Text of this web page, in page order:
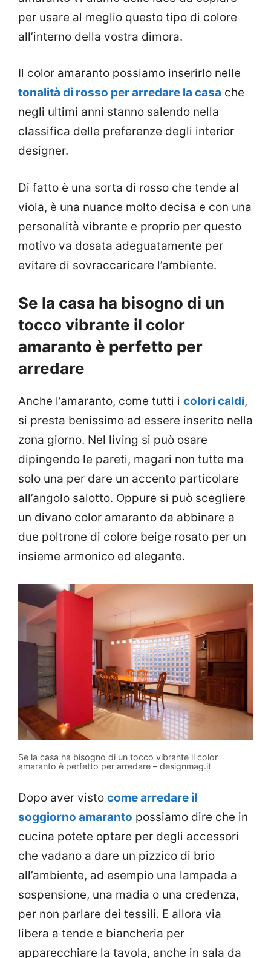
per usare al meglio questo tipo di colore
all’interno della vostra dimora.
Il color amaranto possiamo inserirlo nelle
tonalità di rosso per arredare la casa che
negli ultimi anni stanno salendo nella
classifica delle preferenze degli interior
designer.
Di fatto è una sorta di rosso che tende al
viola, è una nuance molto decisa e con una
personalità vibrante e proprio per questo
motivo va dosata adeguatamente per
evitare di sovraccaricare l’ambiente.
Se la casa ha bisogno di un
tocco vibrante il color
amaranto è perfetto per
arredare
Anche l’amaranto, come tutti i colori caldi,
si presta benissimo ad essere inserito nella
zona giorno. Nel living si può osare
dipingendo le pareti, magari non tutte ma
solo una per dare un accento particolare
all’angolo salotto. Oppure si può scegliere
un divano color amaranto da abbinare a
due poltrone di colore beige rosato per un
insieme armonico ed elegante.
Se la casa ha bisogno di un tocco vibrante il color
amaranto è perfetto per arredare – designmag.it
Dopo aver visto come arredare il
soggiorno amaranto possiamo dire che in
cucina potete optare per degli accessori
che vadano a dare un pizzico di brio
all’ambiente, ad esempio una lampada a
sospensione, una madia o una credenza,
per non parlare dei tessili. E allora via
libera a tende e biancheria per
apparecchiare la tavola, anche in sala da